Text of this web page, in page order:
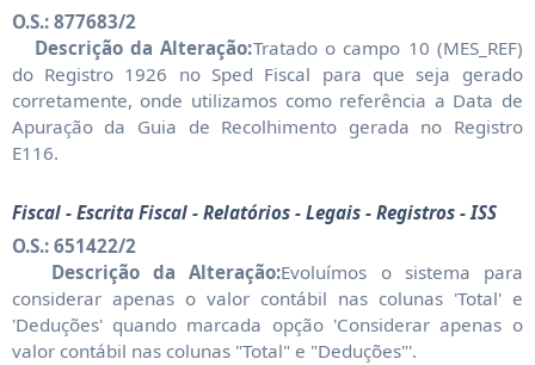
O.S.: 877683/2
Descrição da Alteração:Tratado o campo 10 (MES_REF)
do Registro 1926 no Sped Fiscal para que seja gerado
corretamente, onde utilizamos como referência a Data de
Apuração da Guia de Recolhimento gerada no Registro
E116.
Fiscal - Escrita Fiscal - Relatórios - Legais - Registros - ISS
O.S.: 651422/2
Descrição da Alteração:Evoluímos o sistema para
considerar apenas o valor contábil nas colunas 'Total' e
'Deduções' quando marcada opção 'Considerar apenas o
valor contábil nas colunas "Total" e "Deduções"'.